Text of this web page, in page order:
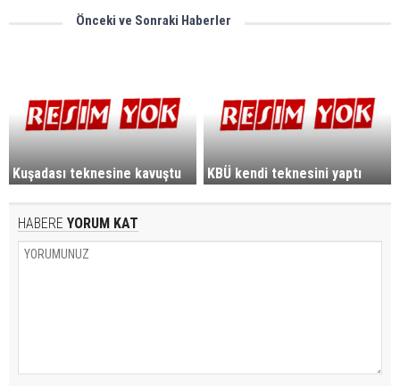
Önceki ve Sonraki Haberler
Kuşadası teknesine kavuştu KBÜ kendi teknesini yaptı
HABERE YORUM KAT